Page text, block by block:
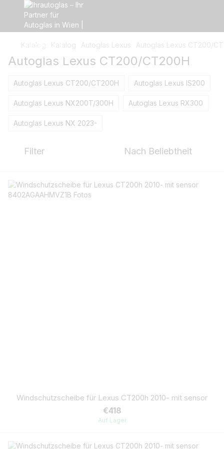
Katalog Katalog Autoglas Lexus Autoglas Lexus CT200/
Autoglas Lexus CT200/CT200H
Autoglas Lexus CT200/CT200H Autoglas Lexus IS200
Autoglas Lexus NX200T/300H Autoglas Lexus RX300
Autoglas Lexus NX 2023-
Filter Nach Beliebtheit
Windschutzscheibe für Lexus CT200h 2010- mit sensor
€418
Auf Lager